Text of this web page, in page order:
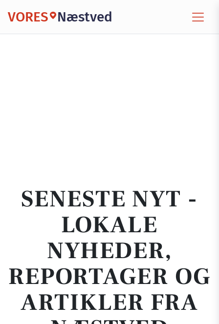
VORES Næstved
SENESTE NYT -
LOKALE
NYHEDER,
REPORTAGER OG
ARTIKLER FRA